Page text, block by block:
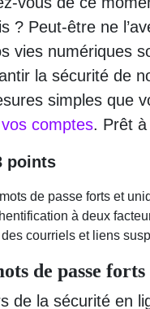
? Peut-être ne
vies numériques
la sécurité de
simples que
comptes. Prêt à
points
de passe forts et
à deux
courriels et liens
de passe forts
de la sécurité en